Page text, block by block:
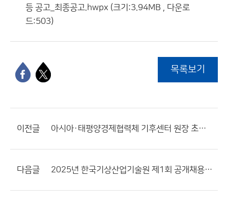
등 공고_최종공고.hwpx (크기:3.94MB , 다운로
드:503)
목록보기
이전글 아시아·태평양경제협력체 기후센터 원장 초빙 공고
다음글 2025년 한국기상산업기술원 제1회 공개채용 공고